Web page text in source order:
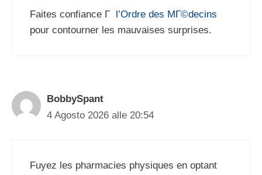
Faites confiance Г l’Ordre des MГ©decins
pour contourner les mauvaises surprises.
BobbySpant
4 Agosto 2026 alle 20:54
Fuyez les pharmacies physiques en optant